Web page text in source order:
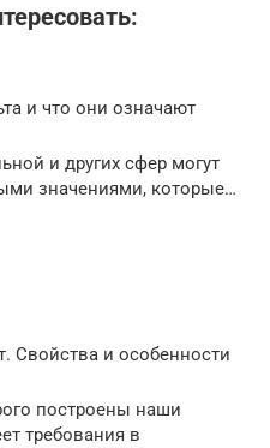
и что они означают
и других сфер могут
значениями, которые…
Свойства и особенности
построены наши
требования в